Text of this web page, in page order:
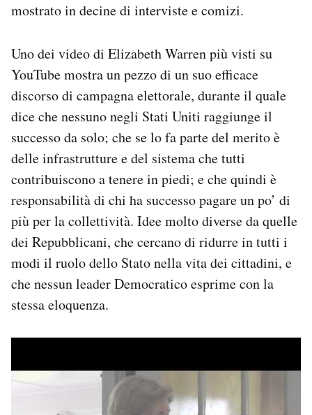
mostrato in decine di interviste e comizi.
Uno dei video di Elizabeth Warren più visti su
YouTube mostra un pezzo di un suo efficace
discorso di campagna elettorale, durante il quale
dice che nessuno negli Stati Uniti raggiunge il
successo da solo; che se lo fa parte del merito è
delle infrastrutture e del sistema che tutti
contribuiscono a tenere in piedi; e che quindi è
responsabilità di chi ha successo pagare un po’ di
più per la collettività. Idee molto diverse da quelle
dei Repubblicani, che cercano di ridurre in tutti i
modi il ruolo dello Stato nella vita dei cittadini, e
che nessun leader Democratico esprime con la
stessa eloquenza.